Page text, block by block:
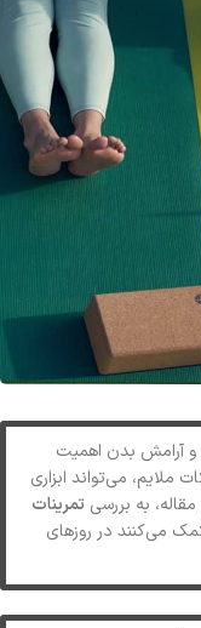
و آرامش بدن اهمیت
ملایم، می‌تواند ابزاری
به بررسی تمرینات
می‌کنند در روزهای